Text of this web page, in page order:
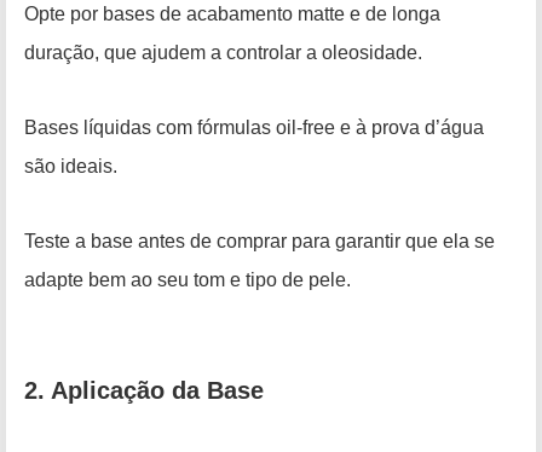
Opte por bases de acabamento matte e de longa
duração, que ajudem a controlar a oleosidade.
Bases líquidas com fórmulas oil-free e à prova d’água
são ideais.
Teste a base antes de comprar para garantir que ela se
adapte bem ao seu tom e tipo de pele.
2. Aplicação da Base